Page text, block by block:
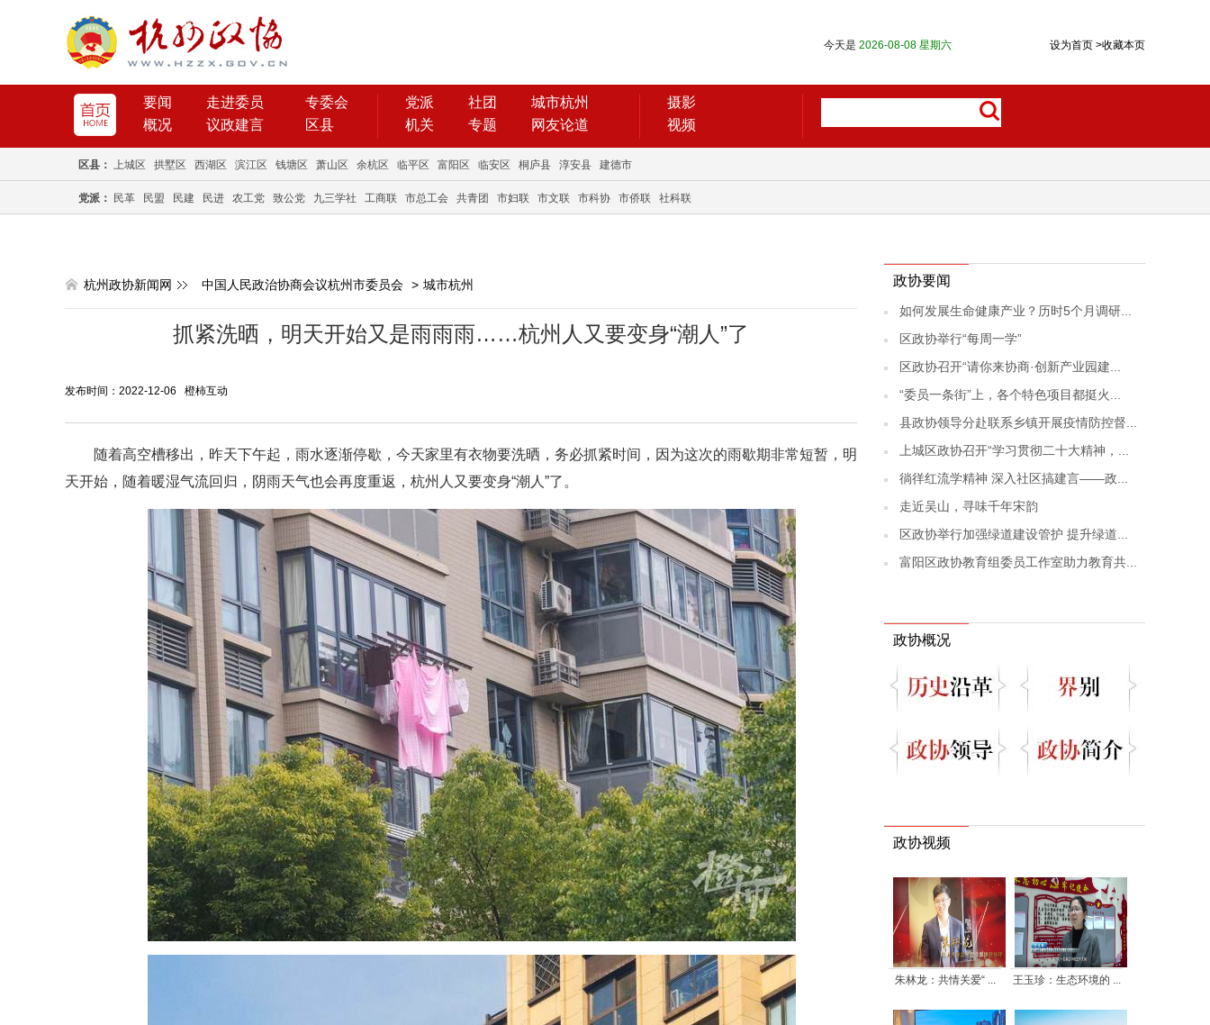
设为首页 >收藏本页
今天是 2026-08-08 星期六
要闻 走进委员
专委会
概况
议政建言 区县
党派 社团
城市杭州
机关
专题 网友论道
摄影
视频
区县： 上城区 拱墅区 西湖区 滨江区 钱塘区 萧山区 余杭区 临平区 富阳区 临安区 桐庐县 淳安县 建德市
党派： 民革 民盟 民建 民进 农工党 致公党 九三学社 工商联 市总工会 共青团 市妇联 市文联 市科协 市侨联 社科联
杭州政协新闻网 中国人民政治协商会议杭州市委员会 > 城市杭州
抓紧洗晒，明天开始又是雨雨雨……杭州人又要变身“潮人”了
发布时间：2022-12-06 橙柿互动
随着高空槽移出，昨天下午起，雨水逐渐停歇，今天家里有衣物要洗晒，务必抓紧时间，因为这次的雨歇期非常短暂，明
天开始，随着暖湿气流回归，阴雨天气也会再度重返，杭州人又要变身“潮人”了。
政协要闻
如何发展生命健康产业？历时5个月调研...
区政协举行“每周一学”
区政协召开“请你来协商·创新产业园建...
“委员一条街”上，各个特色项目都挺火...
县政协领导分赴联系乡镇开展疫情防控督...
上城区政协召开“学习贯彻二十大精神，...
徜徉红流学精神 深入社区搞建言——政...
走近吴山，寻味千年宋韵
区政协举行加强绿道建设管护 提升绿道...
富阳区政协教育组委员工作室助力教育共...
政协概况
政协视频
朱林龙：共情关爱“ ... 王玉珍：生态环境的 ...